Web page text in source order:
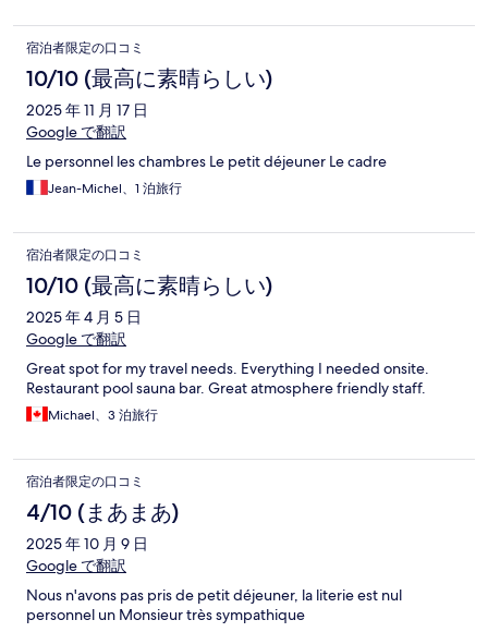
宿泊者限定の口コミ
10/10 (最高に素晴らしい)
2025 年 11 月 17 日
Google で翻訳
Le personnel les chambres Le petit déjeuner Le cadre
Jean-Michel、1 泊旅行
宿泊者限定の口コミ
10/10 (最高に素晴らしい)
2025 年 4 月 5 日
Google で翻訳
Great spot for my travel needs. Everything I needed onsite.
Restaurant pool sauna bar. Great atmosphere friendly staff.
Michael、3 泊旅行
宿泊者限定の口コミ
4/10 (まあまあ)
2025 年 10 月 9 日
Google で翻訳
Nous n'avons pas pris de petit déjeuner, la literie est nul
personnel un Monsieur très sympathique